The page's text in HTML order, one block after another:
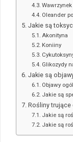
Oleander
Jakie są
Akonityna
Koniiny
Glikozydy
Jakie są
Objawy
Jakie są
Rośliny
Jakie są
Jakie są